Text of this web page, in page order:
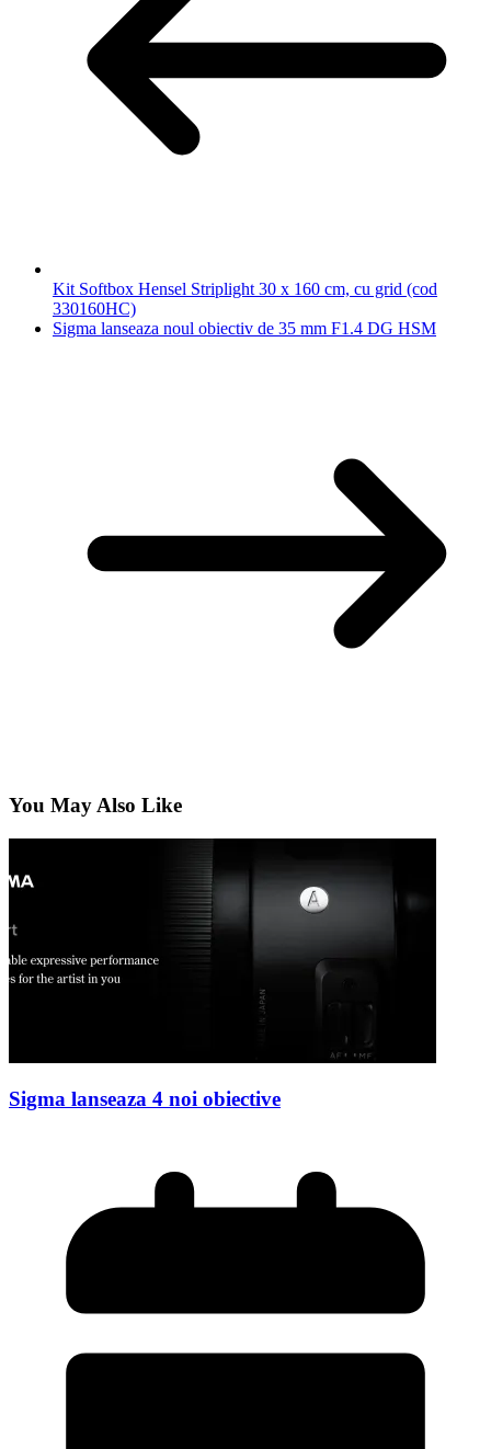
Kit Softbox Hensel Striplight 30 x 160 cm, cu grid (cod
330160HC)
Sigma lanseaza noul obiectiv de 35 mm F1.4 DG HSM
You May Also Like
Sigma lanseaza 4 noi obiective